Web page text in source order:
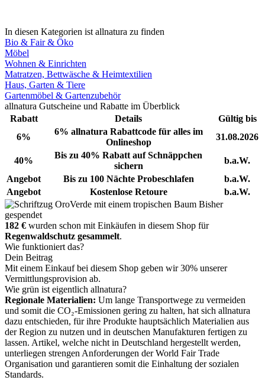
In diesen Kategorien ist allnatura zu finden
Bio & Fair & Öko
Möbel
Wohnen & Einrichten
Matratzen, Bettwäsche & Heimtextilien
Haus, Garten & Tiere
Gartenmöbel & Gartenzubehör
allnatura Gutscheine und Rabatte im Überblick
Rabatt
Details
Gültig bis
6%
6% allnatura Rabattcode für alles im
Onlineshop
31.08.2026
40%
Bis zu 40% Rabatt auf Schnäppchen
sichern
b.a.W.
Angebot
Bis zu 100 Nächte Probeschlafen
b.a.W.
Angebot
Kostenlose Retoure
b.a.W.
Bisher
gespendet
182 € wurden schon mit Einkäufen in diesem Shop für
Regenwaldschutz gesammelt.
Wie funktioniert das?
Dein Beitrag
Mit einem Einkauf bei diesem Shop geben wir 30% unserer
Vermittlungsprovision ab.
Wie grün ist eigentlich allnatura?
Regionale Materialien: Um lange Transportwege zu vermeiden
und somit die CO₂-Emissionen gering zu halten, hat sich allnatura
dazu entschieden, für ihre Produkte hauptsächlich Materialien aus
der Region zu nutzen und in deutschen Manufakturen fertigen zu
lassen. Artikel, welche nicht in Deutschland hergestellt werden,
unterliegen strengen Anforderungen der World Fair Trade
Organisation und garantieren somit die Einhaltung der sozialen
Standards.